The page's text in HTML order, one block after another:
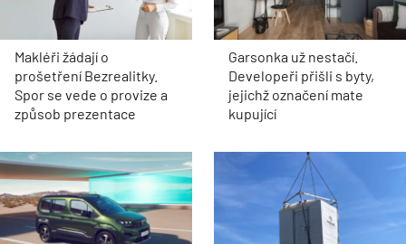
Makléři žádají o
prošetření Bezrealitky.
Spor se vede o provize a
způsob prezentace
Garsonka už nestačí.
Developeři přišli s byty,
jejichž označení mate
kupující